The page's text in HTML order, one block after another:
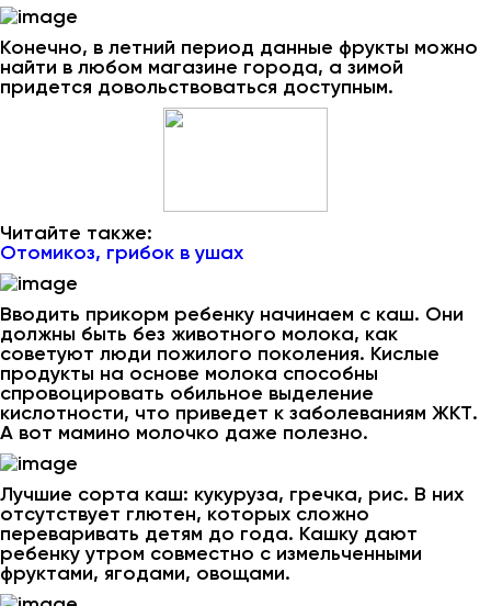
Конечно, в летний период данные фрукты можно
найти в любом магазине города, а зимой
придется довольствоваться доступным.
Читайте также:
Отомикоз, грибок в ушах
Вводить прикорм ребенку начинаем с каш. Они
должны быть без животного молока, как
советуют люди пожилого поколения. Кислые
продукты на основе молока способны
спровоцировать обильное выделение
кислотности, что приведет к заболеваниям ЖКТ.
А вот мамино молочко даже полезно.
Лучшие сорта каш: кукуруза, гречка, рис. В них
отсутствует глютен, которых сложно
переваривать детям до года. Кашку дают
ребенку утром совместно с измельченными
фруктами, ягодами, овощами.